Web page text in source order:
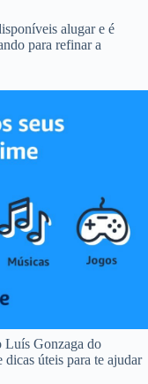
alugar e é
para refinar a
Luís Gonzaga do
úteis para te ajudar